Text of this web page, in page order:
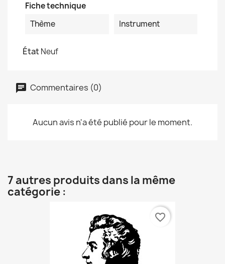
Fiche technique
Thème
Instrument
ÉtatNeuf
Commentaires (0)
Aucun avis n'a été publié pour le moment.
7 autres produits dans la même
catégorie :
favorite_border